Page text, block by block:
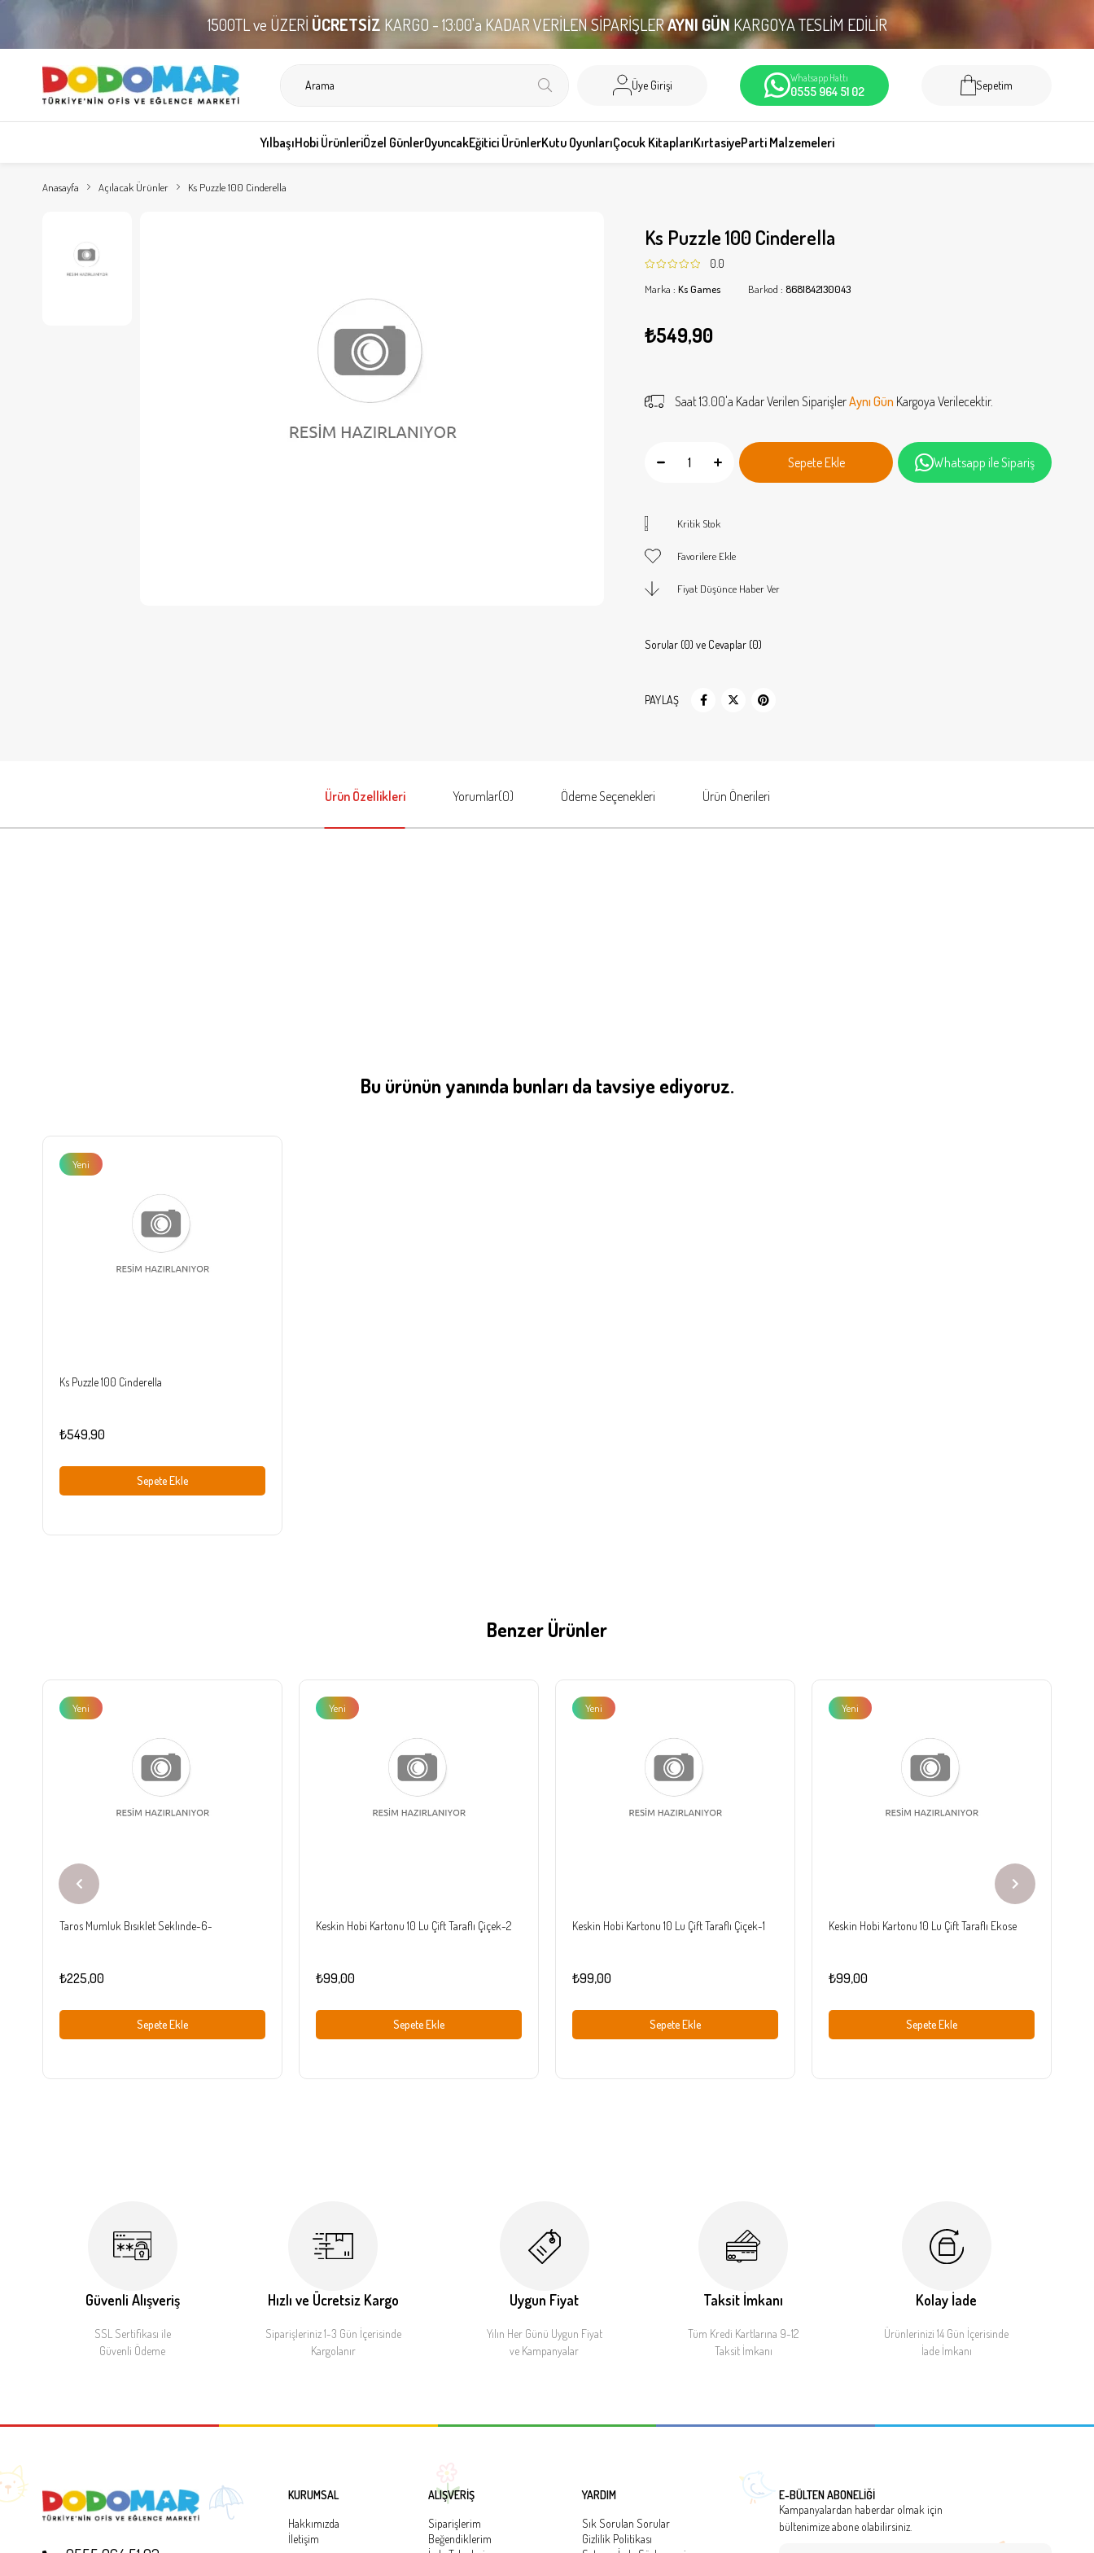
1500TL ve ÜZERİ ÜCRETSİZ KARGO - 13:00'a KADAR VERİLEN SİPARİŞLERAYNI GÜN KARGOYA TESLİM EDİLİR
Üye Girişi
Whatsapp Hattı
0555 964 51 02 Sepetim
YılbaşıHobi ÜrünleriÖzel GünlerOyuncakEğitici ÜrünlerKutu OyunlarıÇocuk KitaplarıKırtasiyeParti Malzemeleri
Anasayfa Açılacak Ürünler Ks Puzzle 100 Cinderella
Ks Puzzle 100 Cinderella
0.0
Marka : Ks Games Barkod : 8681842130043
₺549,90
Saat 13.00'a Kadar Verilen SiparişlerAynı Gün Kargoya Verilecektir.
Whatsapp ile Sipariş
Kritik Stok
Favorilere Ekle
Fiyat Düşünce Haber Ver
Sorular (0) ve Cevaplar (0)
PAYLAŞ
Ürün Özellikleri Yorumlar(0) Ödeme Seçenekleri Ürün Önerileri
Bu ürünün yanında bunları da tavsiye ediyoruz.
Ks Puzzle 100 Cinderella
₺549,90
Sepete Ekle
Yeni
Benzer Ürünler
Taros Mumluk Bısıklet Seklınde-6-
₺225,00
Sepete Ekle
Yeni
Keskin Hobi Kartonu 10 Lu Çift Taraflı Çiçek-2
₺99,00
Sepete Ekle
Yeni
Keskin Hobi Kartonu 10 Lu Çift Taraflı Çiçek-1
₺99,00
Sepete Ekle
Yeni
Keskin Hobi Kartonu 10 Lu Çift Taraflı Ekose
₺99,00
Sepete Ekle
Yeni
Güvenli Alışveriş
SSL Sertifikası ile
Güvenli Ödeme
Hızlı ve Ücretsiz Kargo
Siparişleriniz 1-3 Gün İçerisinde
Kargolanır
Uygun Fiyat
Yılın Her Günü Uygun Fiyat
ve Kampanyalar
Taksit İmkanı
Tüm Kredi Kartlarına 9-12
Taksit İmkanı
Kolay İade
Ürünlerinizi 14 Gün İçerisinde
İade İmkanı
KURUMSAL
Hakkımızda
İletişim
ALIŞVERİŞ
Siparişlerim
Beğendiklerim
YARDIM
Sık Sorulan Sorular
Gizlilik Politikası
E-BÜLTEN ABONELİĞİ
Kampanyalardan haberdar olmak için
bültenimize abone olabilirsiniz.